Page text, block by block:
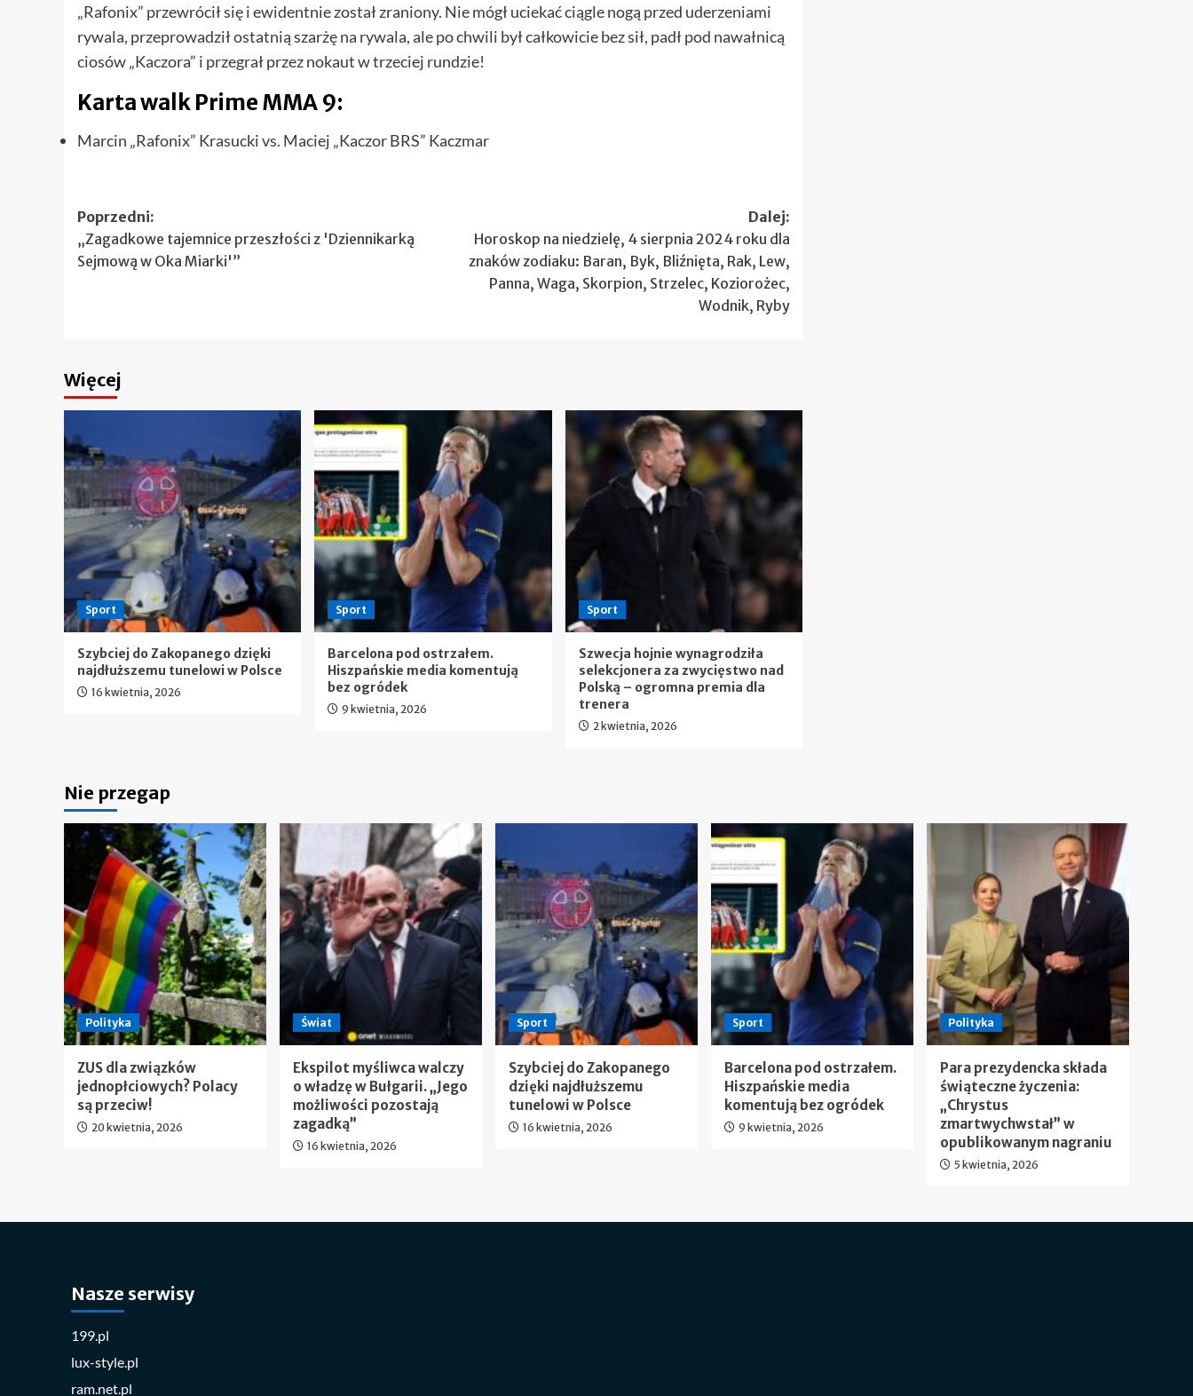
„Rafonix” przewrócił się i ewidentnie został zraniony. Nie mógł uciekać ciągle nogą przed uderzeniami
rywala, przeprowadził ostatnią szarżę na rywala, ale po chwili był całkowicie bez sił, padł pod nawałnicą
ciosów „Kaczora” i przegrał przez nokaut w trzeciej rundzie!
Karta walk Prime MMA 9:
Marcin „Rafonix” Krasucki vs. Maciej „Kaczor BRS” Kaczmar
Zobacz
wpisy
Poprzedni:
„Zagadkowe tajemnice przeszłości z 'Dziennikarką
Sejmową w Oka Miarki'”
Dalej:
Horoskop na niedzielę, 4 sierpnia 2024 roku dla
znaków zodiaku: Baran, Byk, Bliźnięta, Rak, Lew,
Panna, Waga, Skorpion, Strzelec, Koziorożec,
Wodnik, Ryby
Więcej
Sport
Szybciej do Zakopanego dzięki
najdłuższemu tunelowi w Polsce
16 kwietnia, 2026
Sport
Barcelona pod ostrzałem.
Hiszpańskie media komentują
bez ogródek
9 kwietnia, 2026
Sport
Szwecja hojnie wynagrodziła
selekcjonera za zwycięstwo nad
Polską – ogromna premia dla
trenera
2 kwietnia, 2026
Nie przegap
Polityka
ZUS dla związków
jednopłciowych? Polacy
są przeciw!
20 kwietnia, 2026
Świat
Ekspilot myśliwca walczy
o władzę w Bułgarii. „Jego
możliwości pozostają
zagadką”
16 kwietnia, 2026
Sport
Szybciej do Zakopanego
dzięki najdłuższemu
tunelowi w Polsce
16 kwietnia, 2026
Sport
Barcelona pod ostrzałem.
Hiszpańskie media
komentują bez ogródek
9 kwietnia, 2026
Polityka
Para prezydencka składa
świąteczne życzenia:
„Chrystus
zmartwychwstał” w
opublikowanym nagraniu
5 kwietnia, 2026
Nasze serwisy
199.pl
lux-style.pl
ram.net.pl